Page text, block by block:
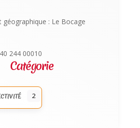
géographique : Le Bocage
244 00010
Catégorie
2